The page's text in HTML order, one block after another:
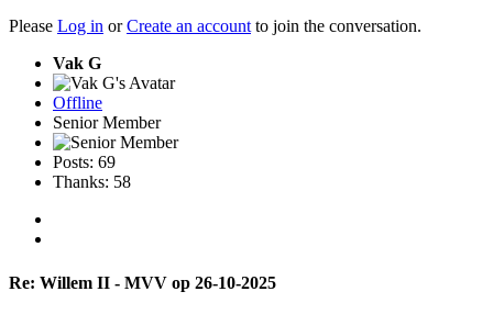
Please Log in orCreate an account to join the conversation.
Vak G
Offline
Senior Member
Posts: 69
Thanks: 58
Re: Willem II - MVV op 26-10-2025